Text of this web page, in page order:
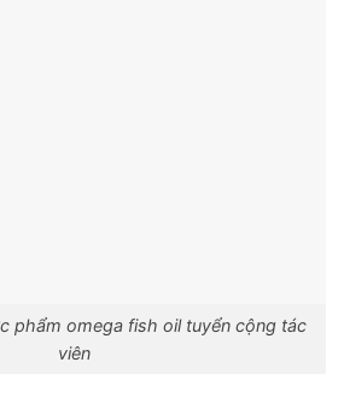
phẩm omega fish oil tuyển cộng tác
viên